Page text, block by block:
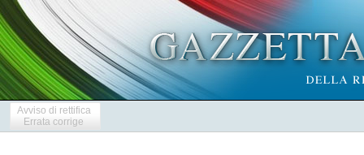
Avviso di rettifica
Errata corrige